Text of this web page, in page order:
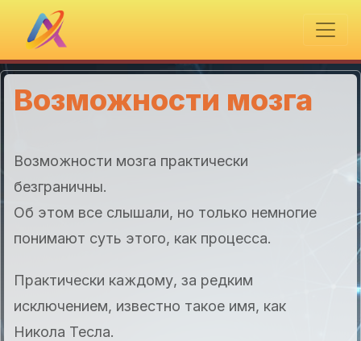
Возможности мозга
Возможности мозга практически
безграничны.
Об этом все слышали, но только немногие
понимают суть этого, как процесса.
Практически каждому, за редким
исключением, известно такое имя, как
Никола Тесла.